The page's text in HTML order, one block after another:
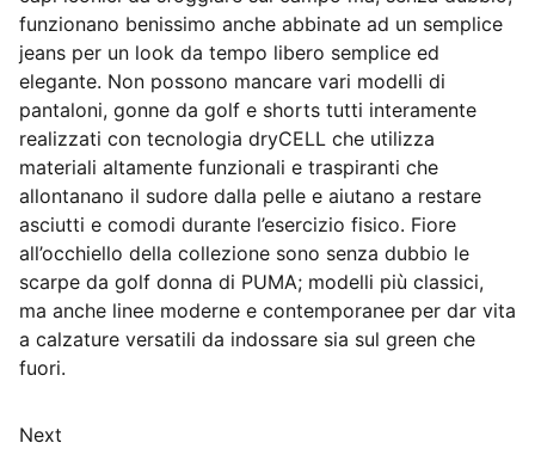
funzionano benissimo anche abbinate ad un semplice
jeans per un look da tempo libero semplice ed
elegante. Non possono mancare vari modelli di
pantaloni, gonne da golf e shorts tutti interamente
realizzati con tecnologia dryCELL che utilizza
materiali altamente funzionali e traspiranti che
allontanano il sudore dalla pelle e aiutano a restare
asciutti e comodi durante l’esercizio fisico. Fiore
all’occhiello della collezione sono senza dubbio le
scarpe da golf donna di PUMA; modelli più classici,
ma anche linee moderne e contemporanee per dar vita
a calzature versatili da indossare sia sul green che
fuori.
Next